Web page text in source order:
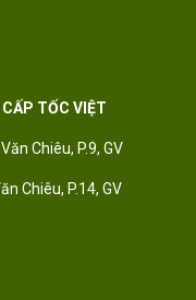
TỐC VIỆT
Chiêu, P.9, GV
Chiêu, P.14, GV